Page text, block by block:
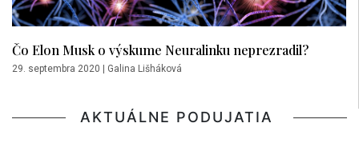
Čo Elon Musk o výskume Neuralinku neprezradil?
29. septembra 2020 | Galina Lišháková
AKTUÁLNE PODUJATIA